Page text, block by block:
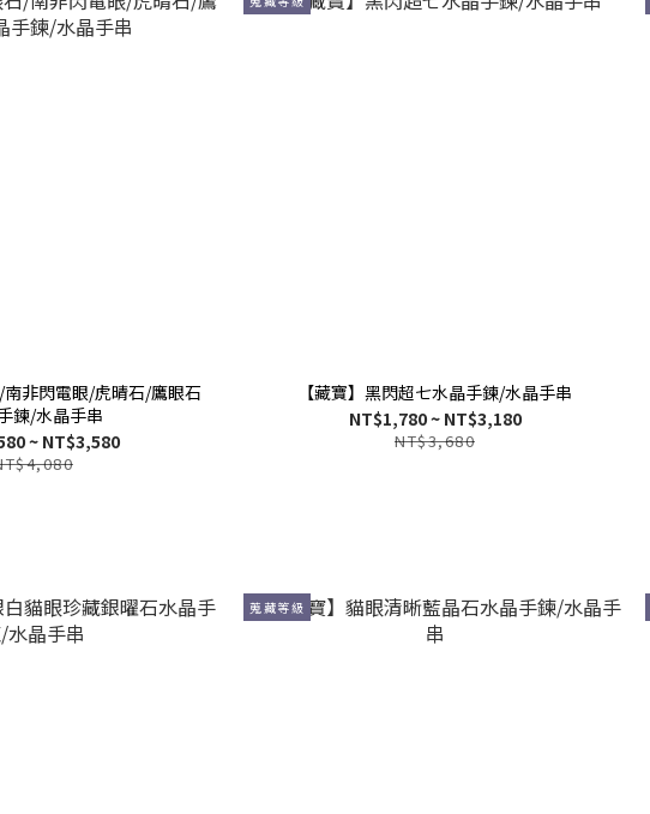
非閃電眼/虎晴石/鷹眼石
鍊/水晶手串
~ NT$3,580
【藏寶】黑閃超七水晶手鍊/水晶手串
NT$1,780 ~ NT$3,180
NT$3,680
蒐藏等級